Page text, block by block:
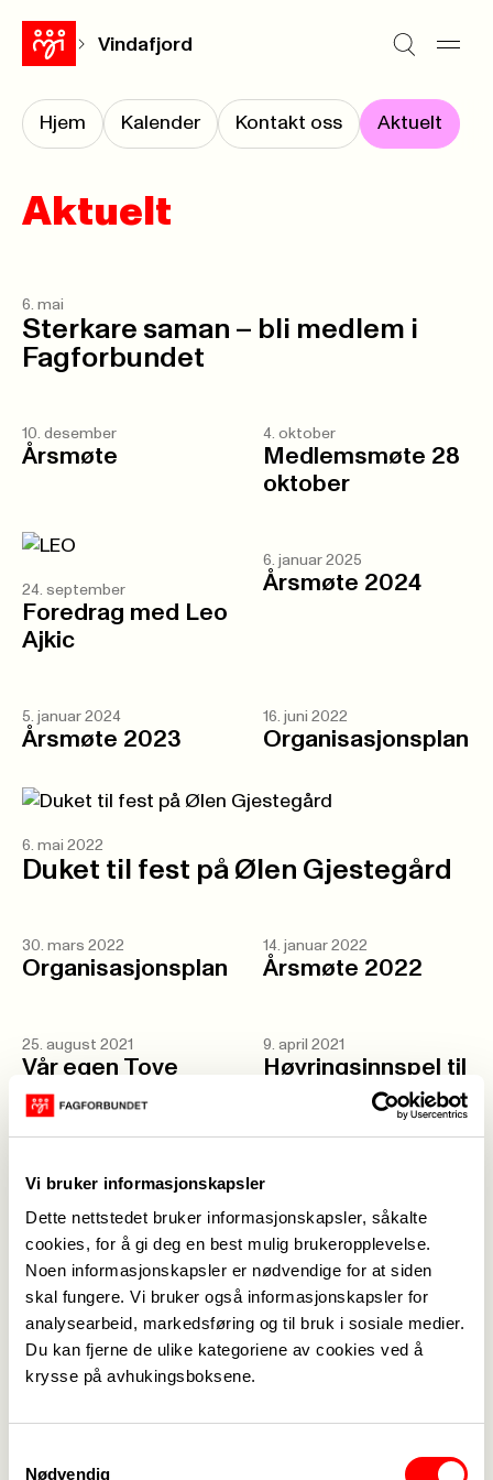
Vi bruker informasjonskapsler
Dette nettstedet bruker informasjonskapsler, såkalte
cookies, for å gi deg en best mulig brukeropplevelse.
Noen informasjonskapsler er nødvendige for at siden
skal fungere. Vi bruker også informasjonskapsler for
analysearbeid, markedsføring og til bruk i sosiale medier.
Du kan fjerne de ulike kategoriene av cookies ved å
krysse på avhukingsboksene.
Nødvendig
Vindafjord
Hjem Kalender Kontakt oss Aktuelt
Aktuelt
6. mai
Sterkare saman – bli medlem i
Fagforbundet
10. desember
Årsmøte
4. oktober
Medlemsmøte 28
oktober
24. september
Foredrag med Leo
Ajkic
6. januar 2025
Årsmøte 2024
5. januar 2024
Årsmøte 2023
16. juni 2022
Organisasjonsplan
6. mai 2022
Duket til fest på Ølen Gjestegård
30. mars 2022
Organisasjonsplan
14. januar 2022
Årsmøte 2022
25. august 2021
Vår egen Tove
Elise
9. april 2021
Høyringsinnspel til
Barnehage- og
skulebruksplanen
Trenger du papirer
til årsmøte?
Webinar:
Miljøarbeid og
samhandling
3. september 2020
Medlemsmøte, Val av HTV 100%